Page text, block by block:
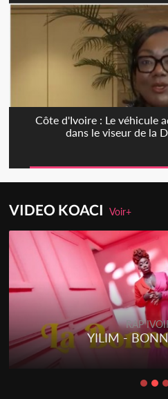
Côte d'Ivoire : Le véhicule
dans le viseur de la
VIDEO KOACIVoir+
RAP
YILIM -